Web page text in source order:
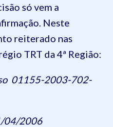
só vem a
Neste
reiterado nas
TRT da 4ª Região:
01155-2003-702-
04/2006